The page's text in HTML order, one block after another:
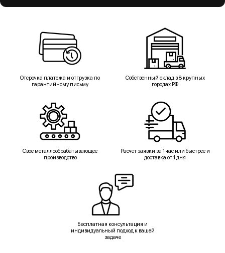
Отсрочка платежа и отгрузка по
гарантийному письму
Собственный склад в 8 крупных
городах РФ
Свое металлообрабатывающее
производство
Расчет заявки за 1 час или быстрее и
доставка от 1 дня
Бесплатная консультация и
индивидуальный подход к вашей
задаче